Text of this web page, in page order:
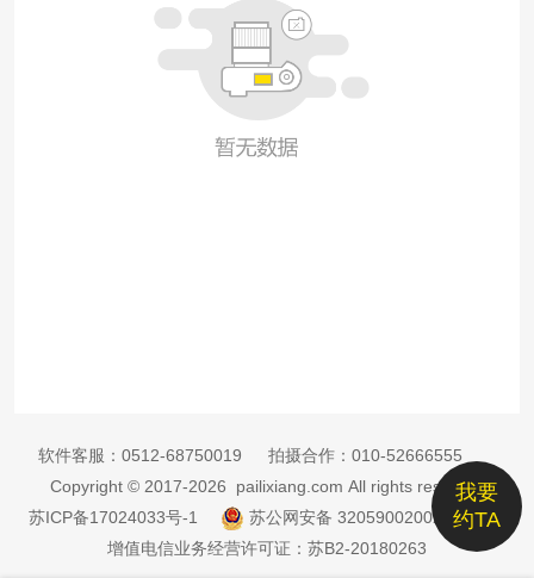
我要
约TA
软件客服： 0512-68750019 拍摄合作： 010-52666555
Copyright © 2017-2026 pailixiang.com All rights reserved
苏ICP备17024033号-1
苏公网安备 32059002002885号
增值电信业务经营许可证：苏B2-20180263